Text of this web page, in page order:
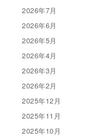
2026年7月
2026年6月
2026年5月
2026年4月
2026年3月
2026年2月
2025年12月
2025年11月
2025年10月